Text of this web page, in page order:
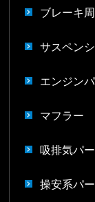
ブレーキ
サスペン
エンジン
マフラー
吸排気パ
操安系パ